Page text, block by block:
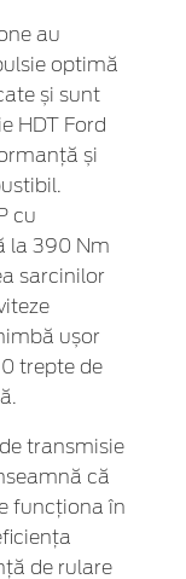
au
optimă
și sunt
HDT Ford
și
cu
la 390 Nm
sarcinilor
ușor
trepte de
transmisie
că
funcționa în
de rulare